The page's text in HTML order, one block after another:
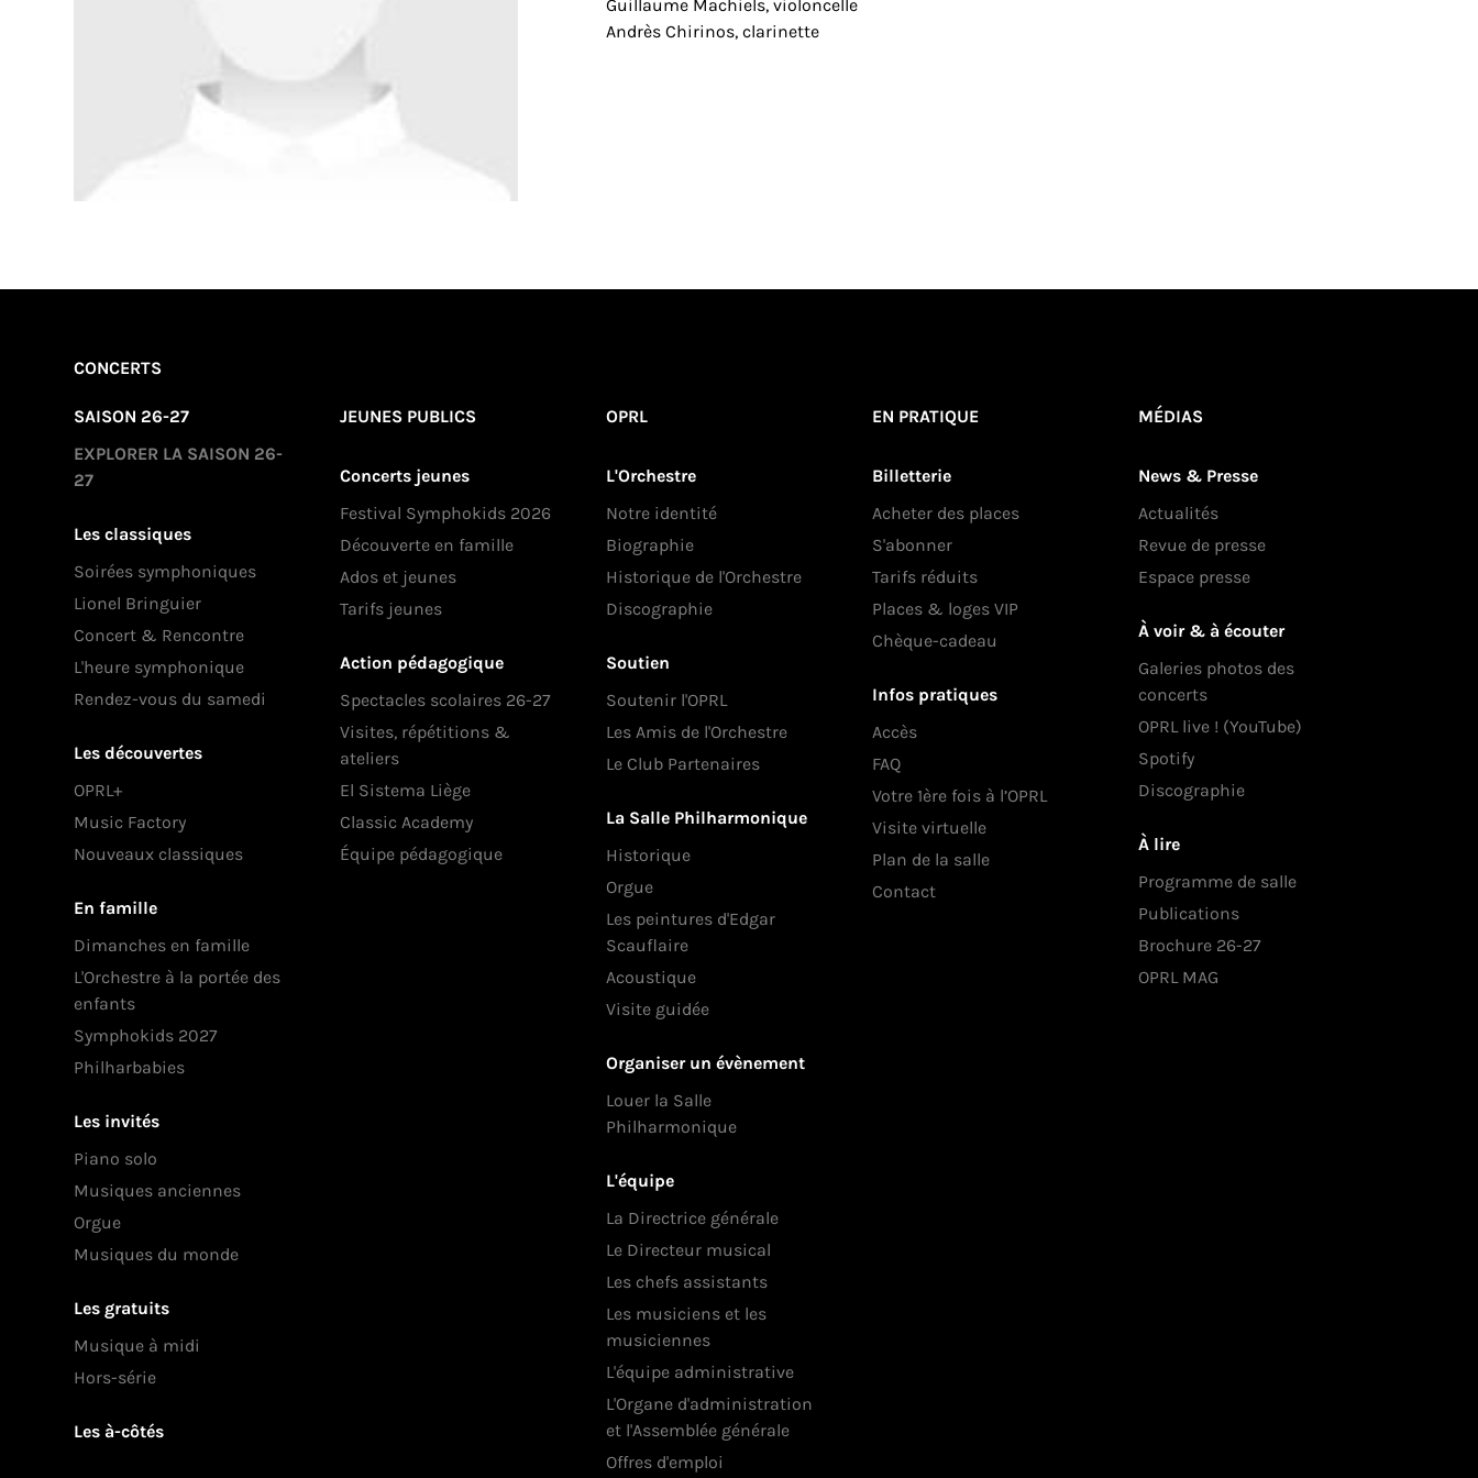
Guillaume Machiels, violoncelle
Andrès Chirinos, clarinette
CONCERTS
SAISON 26-27
EXPLORER LA SAISON 26-
27
Les classiques
Soirées symphoniques
Lionel Bringuier
Concert & Rencontre
L'heure symphonique
Rendez-vous du samedi
Les découvertes
OPRL+
Music Factory
Nouveaux classiques
En famille
Dimanches en famille
L'Orchestre à la portée des
enfants
Symphokids 2027
Philharbabies
Les invités
Piano solo
Musiques anciennes
Orgue
Musiques du monde
Les gratuits
Musique à midi
Hors-série
Les à-côtés
JEUNES PUBLICS
Concerts jeunes
Festival Symphokids 2026
Découverte en famille
Ados et jeunes
Tarifs jeunes
Action pédagogique
Spectacles scolaires 26-27
Visites, répétitions &
ateliers
El Sistema Liège
Classic Academy
Équipe pédagogique
OPRL
L'Orchestre
Notre identité
Biographie
Historique de l'Orchestre
Discographie
Soutien
Soutenir l'OPRL
Les Amis de l'Orchestre
Le Club Partenaires
La Salle Philharmonique
Historique
Orgue
Les peintures d'Edgar
Scauflaire
Acoustique
Visite guidée
Organiser un évènement
Louer la Salle
Philharmonique
L'équipe
La Directrice générale
Le Directeur musical
Les chefs assistants
Les musiciens et les
musiciennes
L'équipe administrative
L'Organe d'administration
et l'Assemblée générale
Offres d'emploi
EN PRATIQUE
Billetterie
Acheter des places
S'abonner
Tarifs réduits
Places & loges VIP
Chèque-cadeau
Infos pratiques
Accès
FAQ
Votre 1ère fois à l’OPRL
Visite virtuelle
Plan de la salle
Contact
MÉDIAS
News & Presse
Actualités
Revue de presse
Espace presse
À voir & à écouter
Galeries photos des
concerts
OPRL live ! (YouTube)
Spotify
Discographie
À lire
Programme de salle
Publications
Brochure 26-27
OPRL MAG